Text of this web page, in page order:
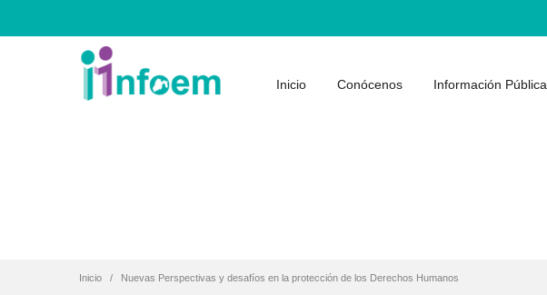
Inicio Conócenos Información Pública
Inicio Nuevas Perspectivas y desafíos en la protección de los Derechos Humanos